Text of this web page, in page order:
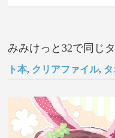
みみけっと32で同じ
ト本, クリアファイル,